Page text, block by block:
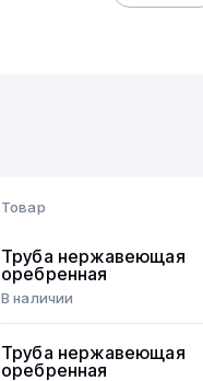
Товар
Труба нержавеющая
оребренная
В наличии
Труба нержавеющая
оребренная